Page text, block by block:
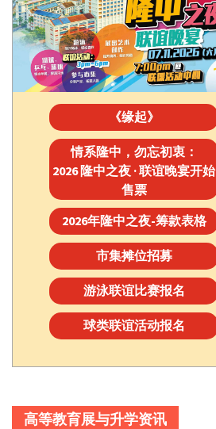
《缘起》
情系隆中，勿忘初衷：
2026 隆中之夜 · 联谊晚宴开始
售票
2026年隆中之夜-筹款表格
市集摊位招募
游泳联谊比赛报名
球类联谊活动报名
高等教育展与升学资讯